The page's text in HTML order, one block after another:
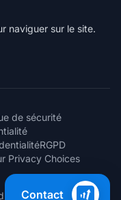
naviguer sur le site.
de sécurité
RGPD
Privacy Choices
réservés.
Contact